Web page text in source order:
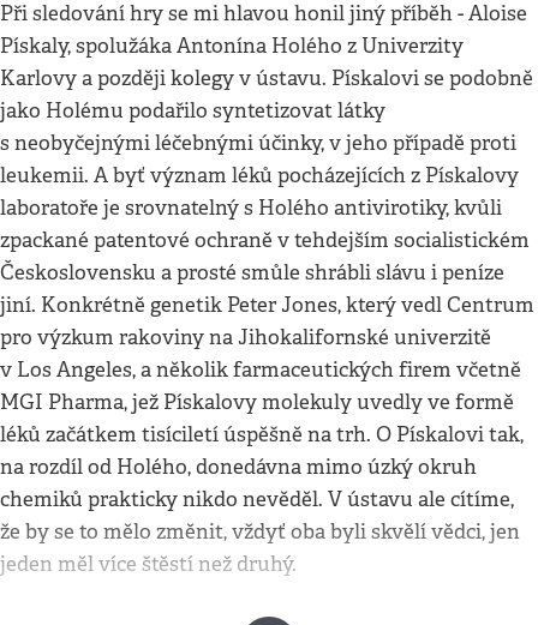
Při sledování hry se mi hlavou honil jiný příběh - Aloise
Pískaly, spolužáka Antonína Holého z Univerzity
Karlovy a později kolegy v ústavu. Pískalovi se podobně
jako Holému podařilo syntetizovat látky
s neobyčejnými léčebnými účinky, v jeho případě proti
leukemii. A byť význam léků pocházejících z Pískalovy
laboratoře je srovnatelný s Holého antivirotiky, kvůli
zpackané patentové ochraně v tehdejším socialistickém
Československu a prosté smůle shrábli slávu i peníze
jiní. Konkrétně genetik Peter Jones, který vedl Centrum
pro výzkum rakoviny na Jihokalifornské univerzitě
v Los Angeles, a několik farmaceutických firem včetně
MGI Pharma, jež Pískalovy molekuly uvedly ve formě
léků začátkem tisíciletí úspěšně na trh. O Pískalovi tak,
na rozdíl od Holého, donedávna mimo úzký okruh
chemiků prakticky nikdo nevěděl. V ústavu ale cítíme,
že by se to mělo změnit, vždyť oba byli skvělí vědci, jen
jeden měl více štěstí než druhý.